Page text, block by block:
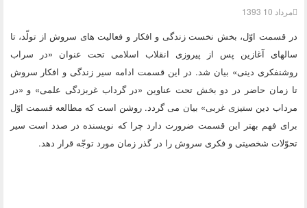
مرداد 10 1393
در قسمت اوّل، بخش نخست زندگی و افکار و فعالیت های سروش از تولّد، تا
سالهای آغازین پس از پیروزی انقلاب اسلامی تحت عنوان «در سراب
روشنفکری دینی» بیان شد. در این قسمت ادامه سیر زندگی و افکار سروش
تا زمان حاضر در دو بخش تحت عناوین «در گرداب غربزدگی علمی» و «در
مرداب دین ستیزی غربی» بیان می گردد. روشن است که مطالعه قسمت اوّل
برای فهم بهتر این قسمت ضرورت دارد چرا که نویسنده در صدد است سیر
تحوّلات شخصیتی و فکری سروش را در گذر زمان مورد توجّه قرار دهد.